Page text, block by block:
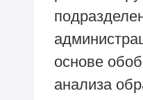
основе
анализа